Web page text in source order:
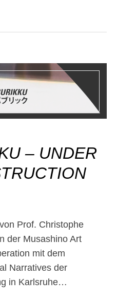
– UNDER
Prof. Christophe
der Musashino Art
mit dem
Narratives der
in Karlsruhe…